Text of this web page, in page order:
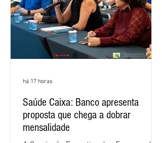
Saúde Caixa: Banco apresenta
proposta que chega a dobrar
mensalidade
há 17 horas